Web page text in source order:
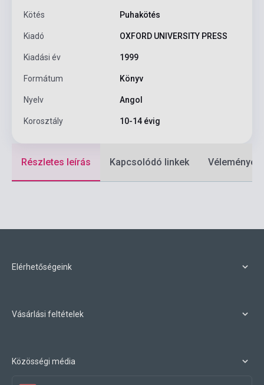
Kötés Puhakötés
Kiadó OXFORD UNIVERSITY PRESS
Kiadási év 1999
Formátum Könyv
Nyelv Angol
Korosztály 10-14 évig
Részletes leírás Kapcsolódó linkek Vélemények
Elérhetőségeink
Vásárlási feltételek
Közösségi média